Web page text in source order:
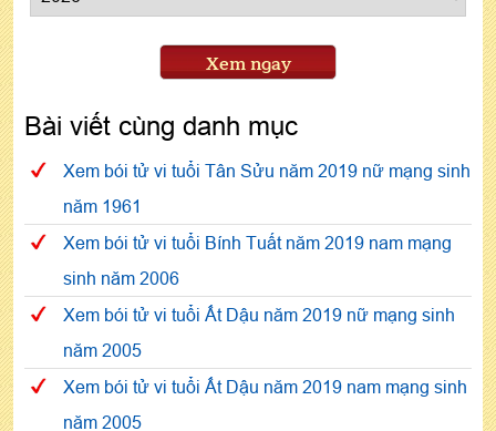
Xem ngay
Bài viết cùng danh mục
Xem bói tử vi tuổi Tân Sửu năm 2019 nữ mạng sinh
năm 1961
Xem bói tử vi tuổi Bính Tuất năm 2019 nam mạng
sinh năm 2006
Xem bói tử vi tuổi Ất Dậu năm 2019 nữ mạng sinh
năm 2005
Xem bói tử vi tuổi Ất Dậu năm 2019 nam mạng sinh
năm 2005